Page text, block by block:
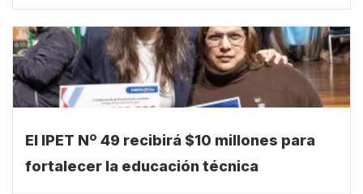
El IPET Nº 49 recibirá $10 millones para
fortalecer la educación técnica